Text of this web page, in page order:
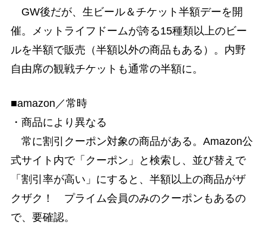
GW後だが、生ビール＆チケット半額デーを開
催。メットライフドームが誇る15種類以上のビー
ルを半額で販売（半額以外の商品もある）。内野
自由席の観戦チケットも通常の半額に。
■amazon／常時
・商品により異なる
常に割引クーポン対象の商品がある。Amazon公
式サイト内で「クーポン」と検索し、並び替えで
「割引率が高い」にすると、半額以上の商品がザ
クザク！ プライム会員のみのクーポンもあるの
で、要確認。